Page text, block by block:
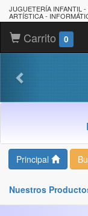
JUGUETERÍA INFANTIL
ARTÍSTICA -
Carrito 0
Principal
Nuestros